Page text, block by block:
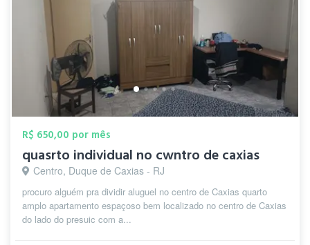
R$ 650,00 por mês
quasrto individual no cwntro de caxias
Centro, Duque de Caxias - RJ
procuro alguém pra dividir aluguel no centro de Caxias quarto
amplo apartamento espaçoso bem localizado no centro de Caxias
do lado do presuic com a...